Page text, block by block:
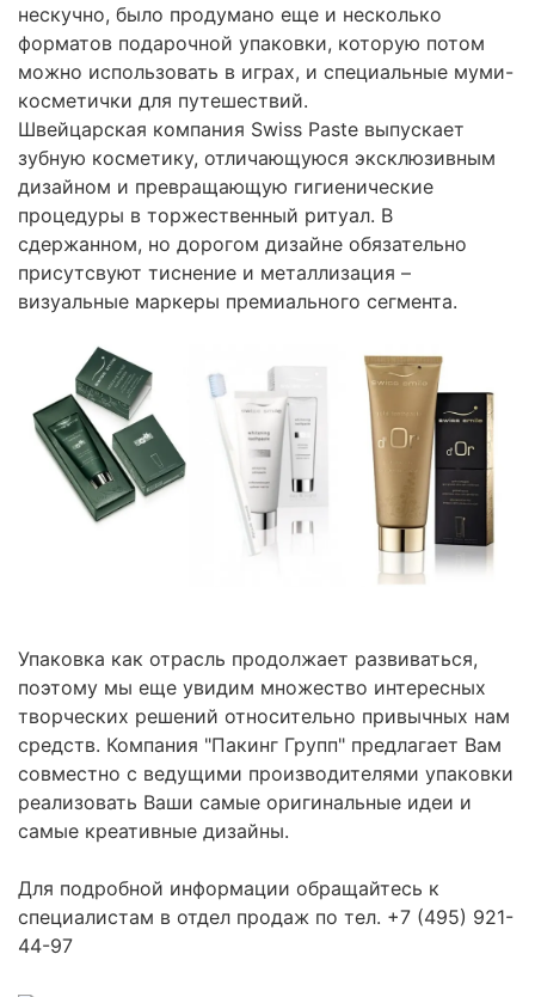
нескучно, было продумано еще и несколько
форматов подарочной упаковки, которую потом
можно использовать в играх, и специальные муми-
косметички для путешествий.
Швейцарская компания Swiss Paste выпускает
зубную косметику, отличающуюся эксклюзивным
дизайном и превращающую гигиенические
процедуры в торжественный ритуал. В
сдержанном, но дорогом дизайне обязательно
присутсвуют тиснение и металлизация –
визуальные маркеры премиального сегмента.
Упаковка как отрасль продолжает развиваться,
поэтому мы еще увидим множество интересных
творческих решений относительно привычных нам
средств. Компания "Пакинг Групп" предлагает Вам
совместно с ведущими производителями упаковки
реализовать Ваши самые оригинальные идеи и
самые креативные дизайны.
Для подробной информации обращайтесь к
специалистам в отдел продаж по тел. +7 (495) 921-
44-97